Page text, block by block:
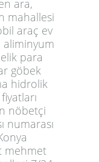
ara,
mahallesi
araç ev
para
göbek
hidrolik
nöbetçi
numarası
mehmet